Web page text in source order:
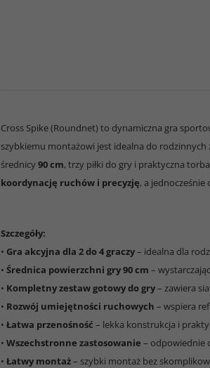
Cross Spike (Roundnet) to dynamiczna gra
szybkiemu montażowi jest idealna do rodzinnych
średnicy90 cm, trzy piłki do gry i praktyczna
koordynację ruchów i precyzję, a
Szczegóły:
• Gra akcyjna dla 2 do 4 graczy– idealna dla
• Średnica powierzchni gry 90 cm –
• Kompletny zestaw gotowy do gry– zawiera
• Rozwój umiejętności ruchowych – wspiera
• Łatwa przenośność – lekka konstrukcja i
• Wszechstronne zastosowanie – odpowiednie
• Łatwy montaż– szybki montaż bez